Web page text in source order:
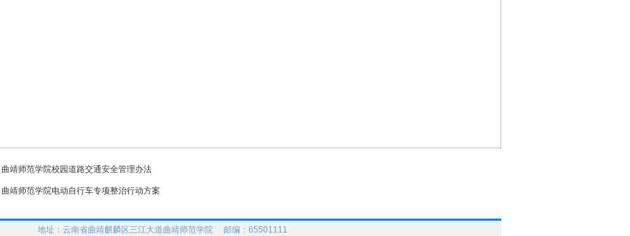
曲靖师范学院校园道路交通安全管理办法
曲靖师范学院电动自行车专项整治行动方案
地址：云南省曲靖麒麟区三江大道曲靖师范学院 邮编：65501111